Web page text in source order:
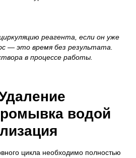
реагента, если он уже
— это время без результата.
в процессе работы.
водой
цикла необходимо полностью